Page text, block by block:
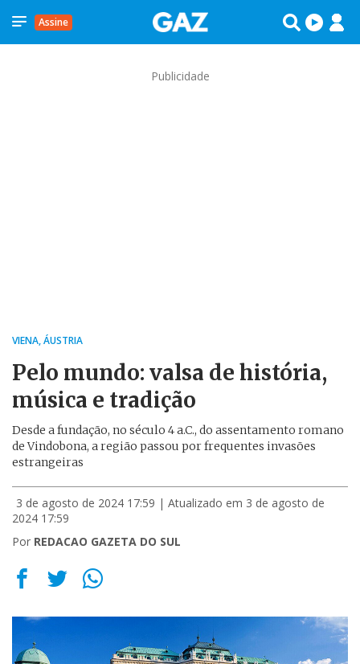
Assine
Publicidade
VIENA, ÁUSTRIA
Pelo mundo: valsa de história,
música e tradição
Desde a fundação, no século 4 a.C., do assentamento romano
de Vindobona, a região passou por frequentes invasões
estrangeiras
3 de agosto de 2024 17:59 | Atualizado em 3 de agosto de
2024 17:59
Por REDACAO GAZETA DO SUL